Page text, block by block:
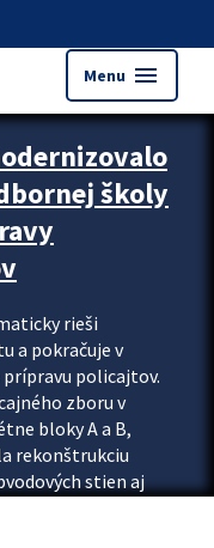
Menu menu
školy
rieši
a pokračuje v
policajtov.
zboru v
bloky A a B,
rekonštrukciu
stien aj